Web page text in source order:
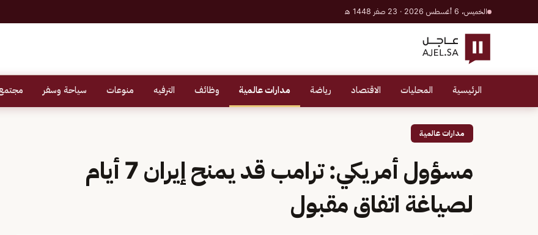
الخميس، 6 أغسطس 2026 · 23 صفر 1448 هـ
الرئيسية المحليات الاقتصاد رياضة مدارات عالمية وظائف الترفيه منوعات سياحة وسفر
مدارات عالمية
مسؤول أمريكي: ترامب قد يمنح إيران 7 أيام
لصياغة اتفاق مقبول